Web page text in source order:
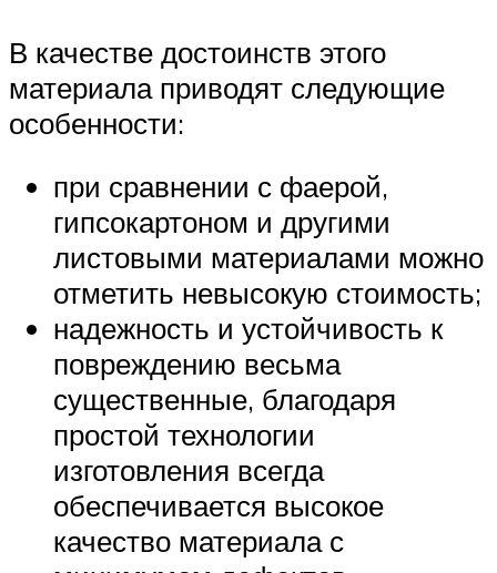
В качестве достоинств этого
материала приводят следующие
особенности:
при сравнении с фаерой,
гипсокартоном и другими
листовыми материалами можно
отметить невысокую стоимость;
надежность и устойчивость к
повреждению весьма
существенные, благодаря
простой технологии
изготовления всегда
обеспечивается высокое
качество материала с